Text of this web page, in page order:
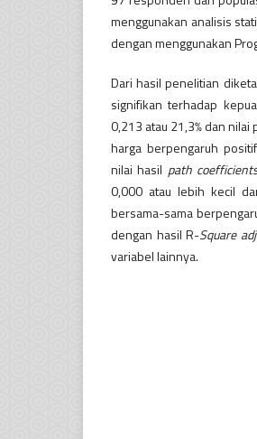
menggunakan analisis
dengan menggunakan
Dari hasil penelitian
signifikan terhadap
0,213 atau 21,3% dan nilai
harga berpengaruh
nilai hasil path
0,000 atau lebih kecil
bersama-sama
dengan hasil R-Square
variabel lainnya.